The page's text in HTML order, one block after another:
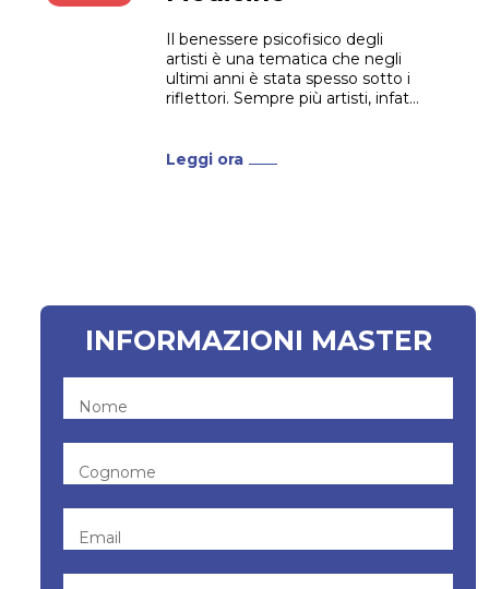
Il benessere psicofisico degli
artisti è una tematica che negli
ultimi anni è stata spesso sotto i
riflettori. Sempre più artisti, infatti,
salvaguardia e prevenzione della
Leggi ora
INFORMAZIONI MASTER
Nome
Cognome
Email